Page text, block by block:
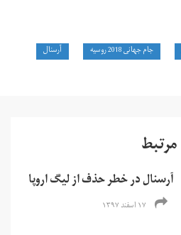
جام جهانی 2018 روسیه آرسنال
مرتبط
آرسنال در خطر حذف از لیگ اروپا
۱۷ اسفند ۱۳۹۷